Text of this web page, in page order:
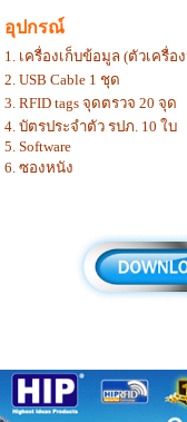
อุปกรณ์
1. เครื่องเก็บข้อมูล (ตัวเครื่อ
2. USB Cable 1 ชุด
3. RFID tags จุดตรวจ 20 จุด
4. บัตรประจำตัว รปภ. 10 ใบ
5. Software
6. ซองหนัง